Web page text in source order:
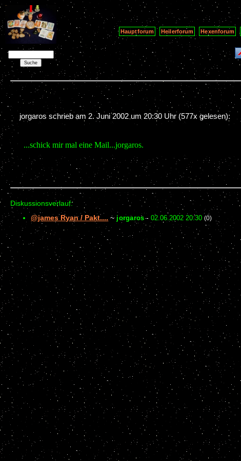
Hauptforum Heilerforum Hexenforum
jorgaros schrieb am2. Juni 2002 um 20:30 Uhr(577x gelesen):
...schick mir mal eine Mail...jorgaros.
Diskussionsverlauf:
@james Ryan / Pakt.... ~ jorgaros-02.06.2002 20:30 (0)